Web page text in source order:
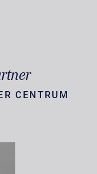
CENTRUM